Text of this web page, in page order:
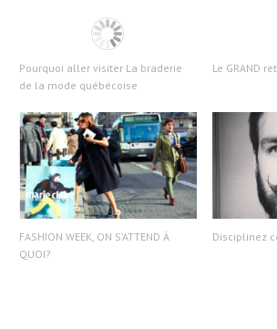
Pourquoi aller visiter La braderie
de la mode québécoise
Le GRAND
FASHION WEEK, ON S’ATTEND À
QUOI?
Disciplinez